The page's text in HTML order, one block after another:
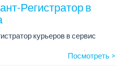
Регистратор в
курьеров в сервис
хана - Макатаева).Посмотреть >